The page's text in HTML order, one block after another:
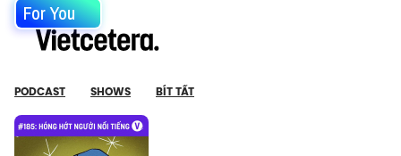
For You
PODCAST SHOWS BÍT TẤT